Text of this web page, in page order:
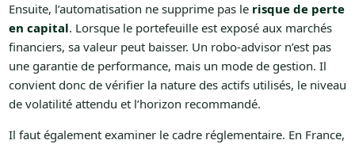
Ensuite, l’automatisation ne supprime pas le risque de perte
en capital. Lorsque le portefeuille est exposé aux marchés
financiers, sa valeur peut baisser. Un robo-advisor n’est pas
une garantie de performance, mais un mode de gestion. Il
convient donc de vérifier la nature des actifs utilisés, le niveau
de volatilité attendu et l’horizon recommandé.
Il faut également examiner le cadre réglementaire. En France,